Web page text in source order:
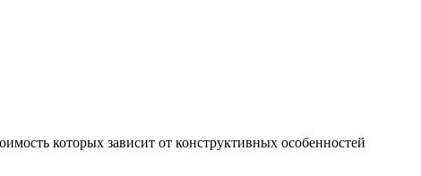
которых зависит от конструктивных особенностей